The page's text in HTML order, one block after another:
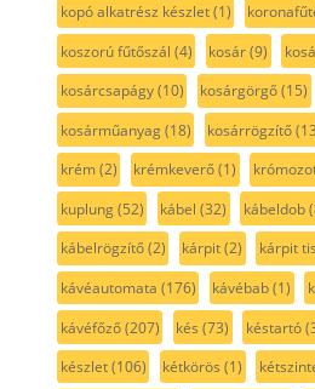
kopó alkatrész készlet(1)
koszorú fűtőszál (4) kosár(9)
kosárcsapágy(10) kosárgörgő(15)
kosárműanyag(18) kosárrögzítő
krém(2) krémkeverő(1)
kuplung(52) kábel (32) kábeldob
kábelrögzítő(2) kárpit(2) kárpit
kávéautomata (176) kávébab(1)
kávéfőző(207) kés (73) késtartó
készlet(106) kétkörös (1)